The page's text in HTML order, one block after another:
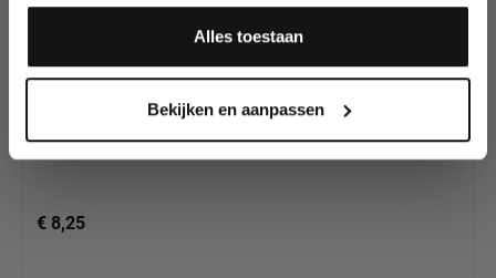
Alles toestaan
Bekijken en aanpassen
Mehron 3D Gel Fleshtone (14ml)
€ 8,25
Ja, ik meld me aan